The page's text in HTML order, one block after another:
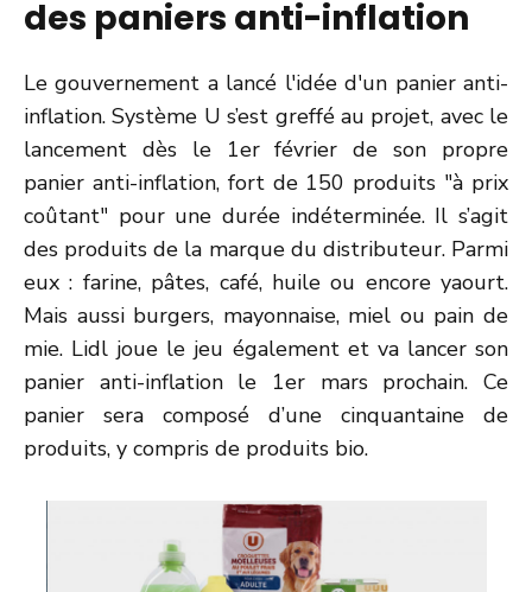
des paniers anti-inflation
Le gouvernement a lancé l'idée d'un panier anti-
inflation. Système U s’est greffé au projet, avec le
lancement dès le 1er février de son propre
panier anti-inflation, fort de 150 produits "à prix
coûtant" pour une durée indéterminée. Il s’agit
des produits de la marque du distributeur. Parmi
eux : farine, pâtes, café, huile ou encore yaourt.
Mais aussi burgers, mayonnaise, miel ou pain de
mie. Lidl joue le jeu également et va lancer son
panier anti-inflation le 1er mars prochain. Ce
panier sera composé d’une cinquantaine de
produits, y compris de produits bio.